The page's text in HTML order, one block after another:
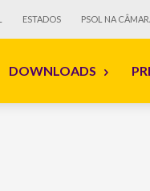
ESTADOS PSOL NA
DOWNLOADS